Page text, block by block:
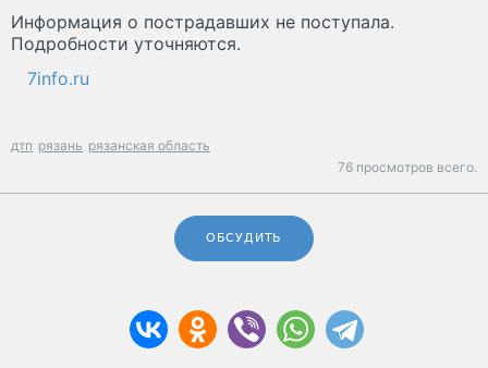
Информация о пострадавших не поступала.
Подробности уточняются.
7info.ru
дтп рязань рязанская область
76 просмотров всего.
ОБСУДИТЬ